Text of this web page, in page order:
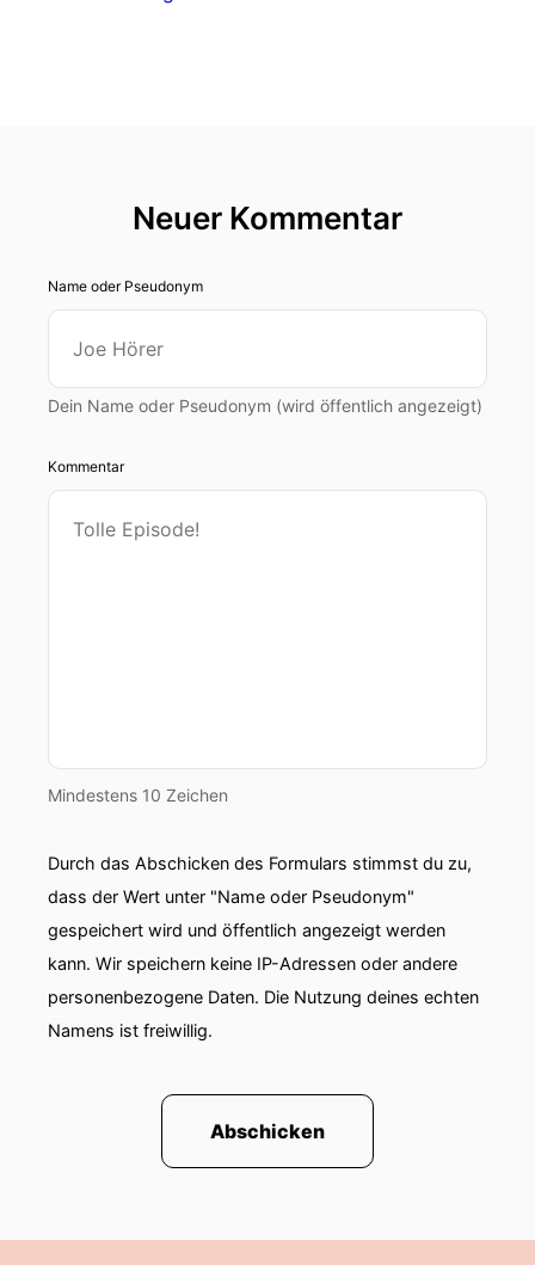
Neuer Kommentar
Name oder Pseudonym
Dein Name oder Pseudonym (wird öffentlich angezeigt)
Kommentar
Mindestens 10 Zeichen
Durch das Abschicken des Formulars stimmst du zu,
dass der Wert unter "Name oder Pseudonym"
gespeichert wird und öffentlich angezeigt werden
kann. Wir speichern keine IP-Adressen oder andere
personenbezogene Daten. Die Nutzung deines echten
Namens ist freiwillig.
Abschicken